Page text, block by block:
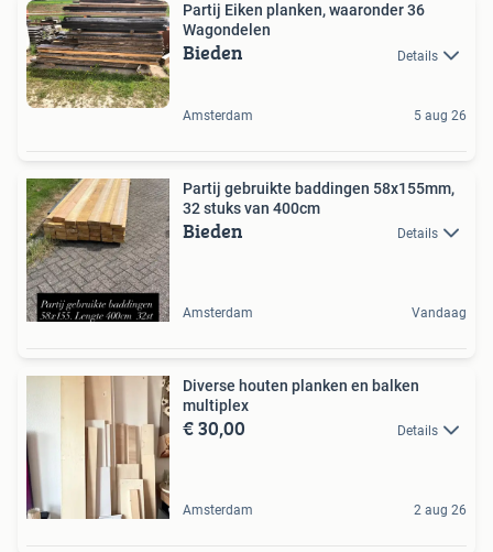
Partij Eiken planken, waaronder 36
Wagondelen
Bieden Details
Amsterdam 5 aug 26
Partij gebruikte baddingen 58x155mm,
32 stuks van 400cm
Bieden Details
Amsterdam Vandaag
Diverse houten planken en balken
multiplex
€ 30,00 Details
Amsterdam 2 aug 26